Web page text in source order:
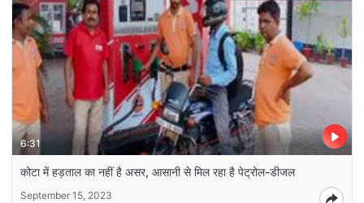
6:31
कोटा में हड़ताल का नहीं है असर, आसानी से मिल रहा है पेट्रोल-डीजल
September 15, 2023